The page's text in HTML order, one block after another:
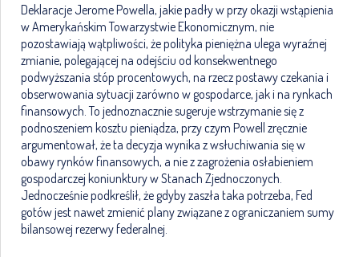
Deklaracje Jerome Powella, jakie padły w przy okazji wstąpienia
w Amerykańskim Towarzystwie Ekonomicznym, nie
pozostawiają wątpliwości, że polityka pieniężna ulega wyraźnej
zmianie, polegającej na odejściu od konsekwentnego
podwyższania stóp procentowych, na rzecz postawy czekania i
obserwowania sytuacji zarówno w gospodarce, jak i na rynkach
finansowych. To jednoznacznie sugeruje wstrzymanie się z
podnoszeniem kosztu pieniądza, przy czym Powell zręcznie
argumentował, że ta decyzja wynika z wsłuchiwania się w
obawy rynków finansowych, a nie z zagrożenia osłabieniem
gospodarczej koniunktury w Stanach Zjednoczonych.
Jednocześnie podkreślił, że gdyby zaszła taka potrzeba, Fed
gotów jest nawet zmienić plany związane z ograniczaniem sumy
bilansowej rezerwy federalnej.